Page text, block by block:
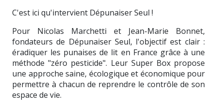
C'est ici qu'intervient Dépunaiser Seul !
Pour Nicolas Marchetti et Jean-Marie Bonnet,
fondateurs de Dépunaiser Seul, l'objectif est clair :
éradiquer les punaises de lit en France grâce à une
méthode "zéro pesticide". Leur Super Box propose
une approche saine, écologique et économique pour
permettre à chacun de reprendre le contrôle de son
espace de vie.